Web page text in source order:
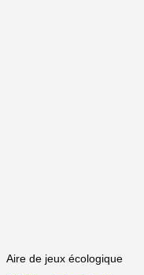
Aire de jeux écologique